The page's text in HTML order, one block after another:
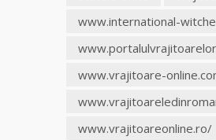
www.international-
www.vrajitoare-
www.vrajitoareonline.ro/